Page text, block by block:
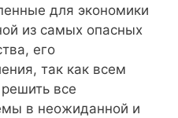
для экономики
из самых опасных
его
так как всем
все
в неожиданной и